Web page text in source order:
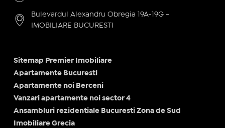
Bulevardul Alexandru Obregia 19A-19G -
IMOBILIARE BUCURESTI
Sitemap Premier Imobiliare
Apartamente Bucuresti
Apartamente noi Berceni
Vanzari apartamente noi sector 4
Ansambluri rezidentiale Bucuresti Zona de Sud
Imobiliare Grecia